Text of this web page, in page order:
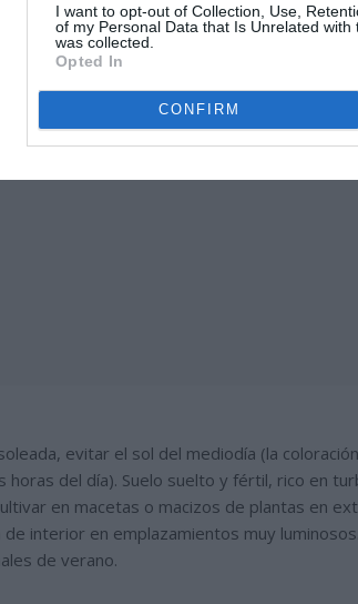
I want to opt-out of Collection, Use,
of my Personal Data that Is Unrelated
was collected.
Opted In
CONFIRM
evitar el sol del mediodía (la
horas del día). Suelo suelto y fértil, rico en
en macetas o macizos de plantas en
interior en emplazamientos muy
de verano.